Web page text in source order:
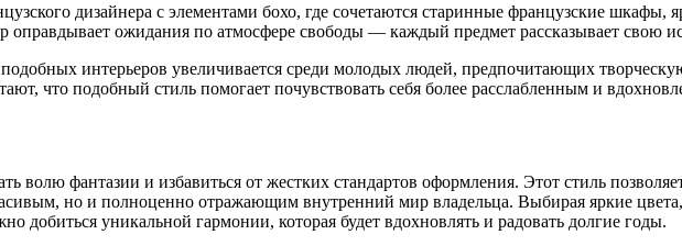
дизайнера с элементами бохо, где сочетаются старинные французские
оправдывает ожидания по атмосфере свободы — каждый предмет рассказывает свою
подобных интерьеров увеличивается среди молодых людей, предпочитающих
что подобный стиль помогает почувствовать себя более расслабленным и
волю фантазии и избавиться от жестких стандартов оформления. Этот стиль
но и полноценно отражающим внутренний мир владельца. Выбирая яркие
добиться уникальной гармонии, которая будет вдохновлять и радовать долгие годы.